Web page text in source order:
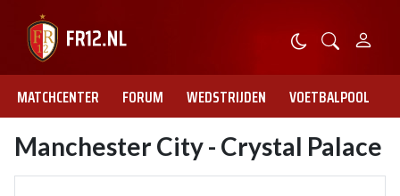
MATCHCENTER FORUM WEDSTRIJDEN VOETBALPOOL
Manchester City - Crystal Palace